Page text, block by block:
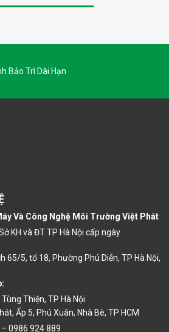
Bảo Trì Dài Hạn
Và Công Nghệ Môi Trường Việt Phát
KH và ĐT TP Hà Nội cấp ngày
65/5, tổ 18, Phường Phú Diễn, TP Hà Nội,
Thiện, TP Hà Nội
Ấp 5, Phú Xuân, Nhà Bè, TP HCM
0986 924 889